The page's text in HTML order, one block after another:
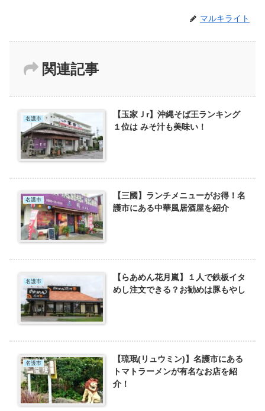
マルキライト
関連記事
名護市
【玉家Ｊr】沖縄そば王ランキング
１位は みそ汁も美味い！
名護市
【三國】ランチメニューがお得！名
護市にある中華風居酒屋を紹介
名護市
【らあめん花月嵐】１人で鉄板イタ
めし注文できる？お勧めは豚もやし
名護市
【琉珉(リュウミン)】名護市にある
トマトラーメンが有名なお店を紹
介！